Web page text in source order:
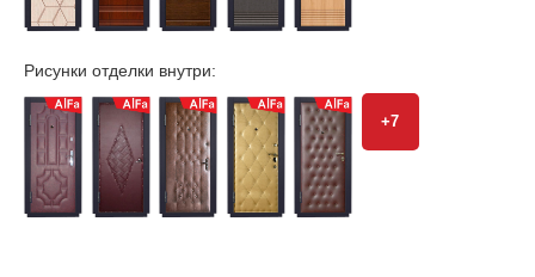
Рисунки отделки внутри:
+7